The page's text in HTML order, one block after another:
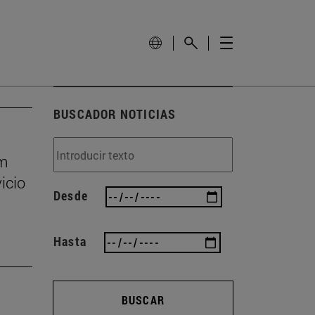
BUSCADOR NOTICIAS
Desde
Hasta
BUSCAR